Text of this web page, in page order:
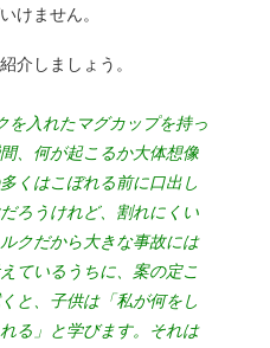
けません。
介しましょう。
を入れたマグカップを持っ
、何が起こるか大体想像
くはこぼれる前に口出し
ろうけれど、割れにくい
クだから大きな事故には
ているうちに、案の定こ
と、子供は「私が何をし
る」と学びます。それは